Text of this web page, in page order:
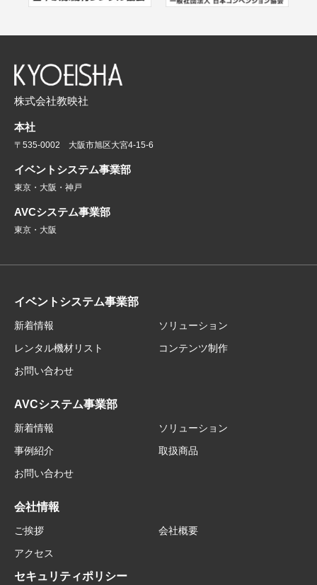
株式会社教映社
本社
〒535-0002 大阪市旭区大宮4-15-6
イベントシステム事業部
東京・大阪・神戸
AVCシステム事業部
東京・大阪
イベントシステム事業部
新着情報
ソリューション
レンタル機材リスト
コンテンツ制作
お問い合わせ
AVCシステム事業部
新着情報
ソリューション
事例紹介
取扱商品
お問い合わせ
会社情報
ご挨拶
会社概要
アクセス
セキュリティポリシー